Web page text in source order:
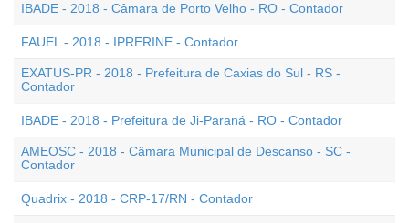
IBADE - 2018 - Câmara de Porto Velho - RO - Contador
FAUEL - 2018 - IPRERINE - Contador
EXATUS-PR - 2018 - Prefeitura de Caxias do Sul - RS -
Contador
IBADE - 2018 - Prefeitura de Ji-Paraná - RO - Contador
AMEOSC - 2018 - Câmara Municipal de Descanso - SC -
Contador
Quadrix - 2018 - CRP-17/RN - Contador